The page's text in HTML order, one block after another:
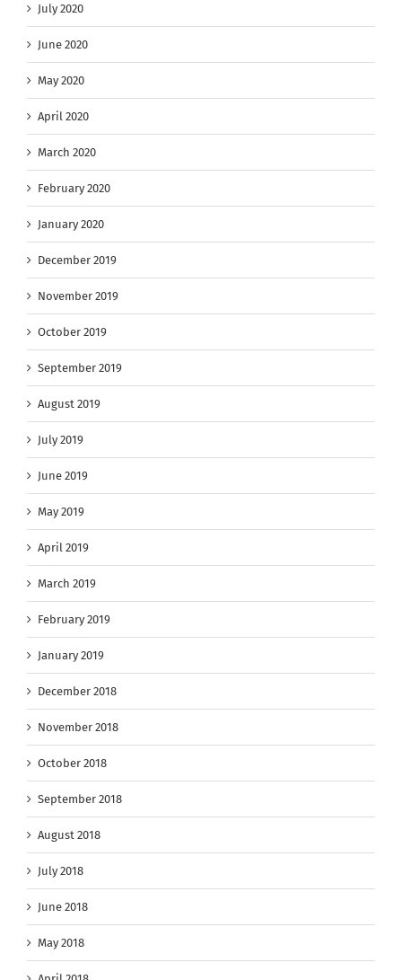
July 2020
June 2020
May 2020
April 2020
March 2020
February 2020
January 2020
December 2019
November 2019
October 2019
September 2019
August 2019
July 2019
June 2019
May 2019
April 2019
March 2019
February 2019
January 2019
December 2018
November 2018
October 2018
September 2018
August 2018
July 2018
June 2018
May 2018